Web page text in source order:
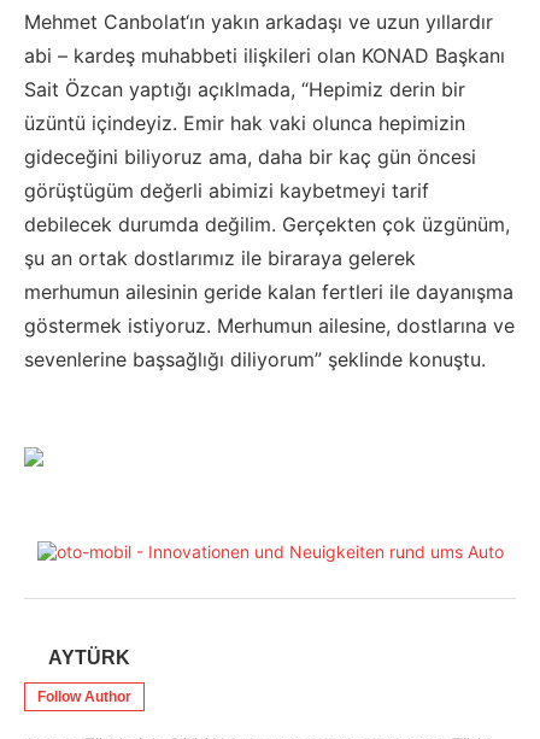
Mehmet Canbolat‘ın yakın arkadaşı ve uzun yıllardır
abi – kardeş muhabbeti ilişkileri olan KONAD Başkanı
Sait Özcan yaptığı açıklmada, “Hepimiz derin bir
üzüntü içindeyiz. Emir hak vaki olunca hepimizin
gideceğini biliyoruz ama, daha bir kaç gün öncesi
görüştügüm değerli abimizi kaybetmeyi tarif
debilecek durumda değilim. Gerçekten çok üzgünüm,
şu an ortak dostlarımız ile biraraya gelerek
merhumun ailesinin geride kalan fertleri ile dayanışma
göstermek istiyoruz. Merhumun ailesine, dostlarına ve
sevenlerine başsağlığı diliyorum” şeklinde konuştu.
AYTÜRK
Follow Author